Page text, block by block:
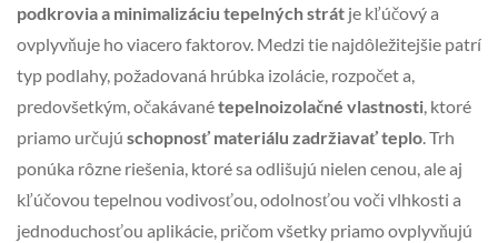
podkrovia a minimalizáciu tepelných strát je kľúčový a
ovplyvňuje ho viacero faktorov. Medzi tie najdôležitejšie patrí
typ podlahy, požadovaná hrúbka izolácie, rozpočet a,
predovšetkým, očakávanétepelnoizolačné vlastnosti, ktoré
priamo určujú schopnosť materiálu zadržiavať teplo. Trh
ponúka rôzne riešenia, ktoré sa odlišujú nielen cenou, ale aj
kľúčovou tepelnou vodivosťou, odolnosťou voči vlhkosti a
jednoduchosťou aplikácie, pričom všetky priamo ovplyvňujú